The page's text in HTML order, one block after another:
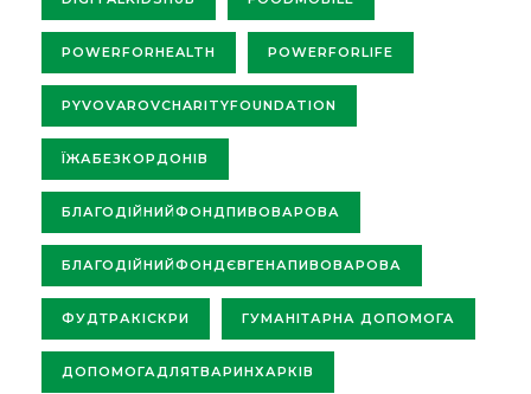
POWERFORHEALTH POWERFORLIFE
PYVOVAROVCHARITYFOUNDATION
ЇЖАБЕЗКОРДОНІВ
БЛАГОДІЙНИЙФОНДПИВОВАРОВА
БЛАГОДІЙНИЙФОНДЄВГЕНАПИВОВАРОВА
ФУДТРАКІСКРИ ГУМАНІТАРНА ДОПОМОГА
ДОПОМОГАДЛЯТВАРИНХАРКІВ